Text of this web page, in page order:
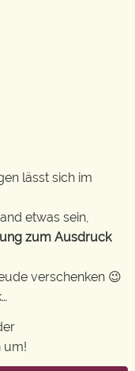
lässt sich im
etwas sein,
zum Ausdruck
verschenken 😉
um!